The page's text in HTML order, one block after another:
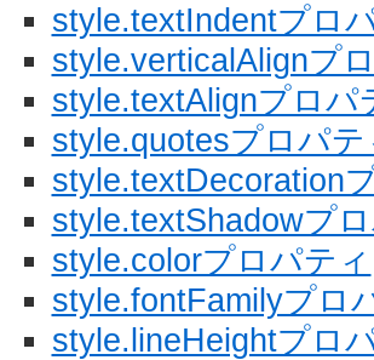
style.textIndentプロ
style.verticalAlignプ
style.textAlignプロパ
style.quotesプロパテ
style.textDecoration
style.textShadowプ
style.colorプロパティ
style.fontFamilyプロ
style.lineHeightプロ